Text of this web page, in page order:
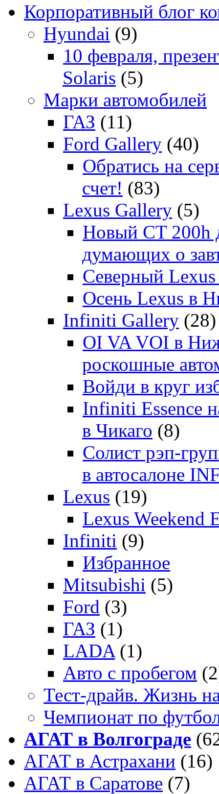
Корпоративный блог
Hyundai (9)
10 февраля,
Solaris (5)
Марки автомобилей
ГАЗ (11)
Ford Gallery (40)
Обратись на
счет! (83)
Lexus Gallery (5)
Новый CT 200h
думающих о
Северный Lexus
Осень Lexus в
Infiniti Gallery (28)
OI VA VOI в
роскошные
Войди в круг
Infiniti Essence
в Чикаго (8)
Солист рэп-
в автосалоне
Lexus (19)
Lexus Weekend
Infiniti (9)
Избранное
Mitsubishi (5)
Ford (3)
ГАЗ (1)
LADA (1)
Авто с пробегом
Тест-драйв. Жизнь
Чемпионат по
АГАТ в Волгограде
АГАТ в Астрахани (16)
АГАТ в Саратове (7)